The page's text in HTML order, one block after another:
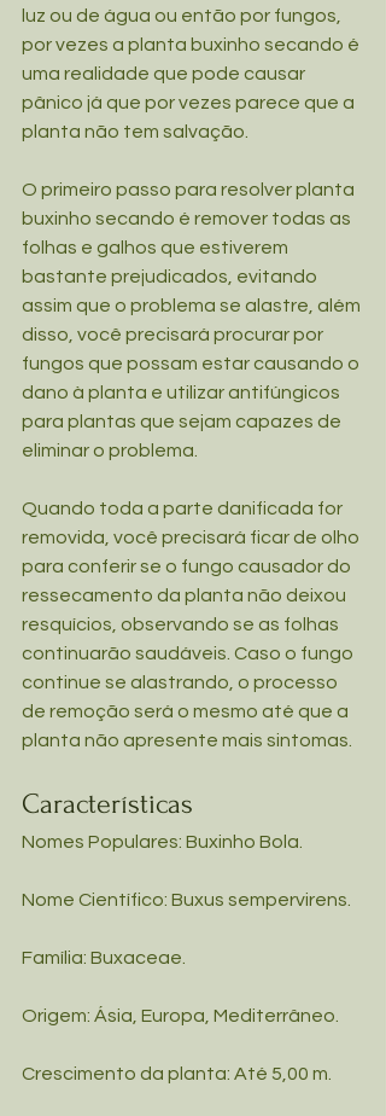
luz ou de água ou então por fungos,
por vezes a planta buxinho secando é
uma realidade que pode causar
pânico já que por vezes parece que a
planta não tem salvação.
O primeiro passo para resolver planta
buxinho secando é remover todas as
folhas e galhos que estiverem
bastante prejudicados, evitando
assim que o problema se alastre, além
disso, você precisará procurar por
fungos que possam estar causando o
dano à planta e utilizar antifúngicos
para plantas que sejam capazes de
eliminar o problema.
Quando toda a parte danificada for
removida, você precisará ficar de olho
para conferir se o fungo causador do
ressecamento da planta não deixou
resquícios, observando se as folhas
continuarão saudáveis. Caso o fungo
continue se alastrando, o processo
de remoção será o mesmo até que a
planta não apresente mais sintomas.
Características
Nomes Populares: Buxinho Bola.
Nome Científico: Buxus sempervirens.
Família: Buxaceae.
Origem: Ásia, Europa, Mediterrâneo.
Crescimento da planta: Até 5,00 m.